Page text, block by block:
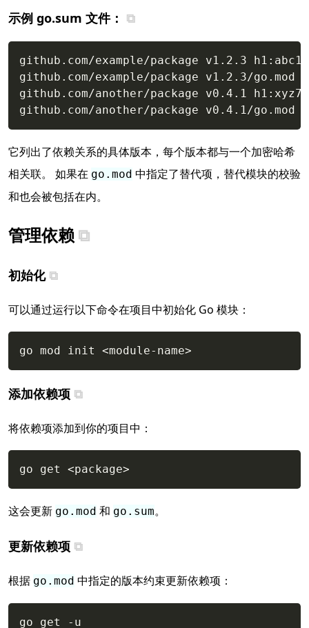
示例 go.sum 文件：
github.com/example/package v1.2.3
github.com/example/package v1.2.3/go.mod
github.com/another/package v0.4.1
Copy
它列出了依赖关系的具体版本，每个版本都与一个加密哈希
相关联。 如果在 go.mod 中指定了替代项，替代模块的校验
和也会被包括在内。
管理依赖
初始化
可以通过运行以下命令在项目中初始化 Go 模块：
go mod init <module-name>
添加依赖项
将依赖项添加到你的项目中：
go get <package>
这会更新 go.mod 和 go.sum。
更新依赖项
根据 go.mod 中指定的版本约束更新依赖项：
go get -u